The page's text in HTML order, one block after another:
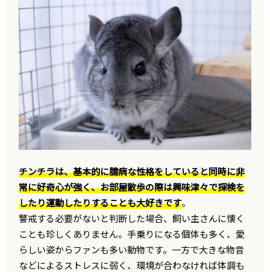
チンチラは、基本的に臆病な性格をしていると同時に非
常に好奇心が強く、お部屋散歩の際は興味津々で探検を
したり運動したりすることも大好きです。
警戒する必要がないと判断した場合、飼い主さんに懐く
ことも珍しくありません。手乗りになる個体も多く、愛
らしい姿からファンも多い動物です。一方で大きな物音
などによるストレスに弱く、環境が合わなければ体調も